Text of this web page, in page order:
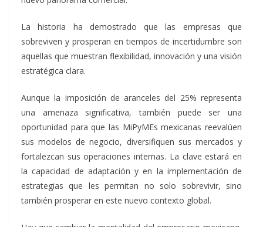
La historia ha demostrado que las empresas que
sobreviven y prosperan en tiempos de incertidumbre son
aquellas que muestran flexibilidad, innovación y una visión
estratégica clara.
Aunque la imposición de aranceles del 25% representa
una amenaza significativa, también puede ser una
oportunidad para que las MiPyMEs mexicanas reevalúen
sus modelos de negocio, diversifiquen sus mercados y
fortalezcan sus operaciones internas. La clave estará en
la capacidad de adaptación y en la implementación de
estrategias que les permitan no solo sobrevivir, sino
también prosperar en este nuevo contexto global.